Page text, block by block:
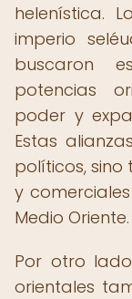
helenística.
imperio
buscaron
potencias
poder y
Estas
políticos,
y
Medio Oriente.
Por otro
orientales